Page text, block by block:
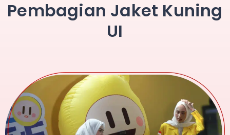
Pembagian Jaket Kuning
UI